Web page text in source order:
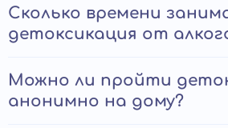
Сколько времени
детоксикация от
Одна капельница при
интоксикации обычно
часов, но при тяжелом
Можно ли пройти
анонимно на дому?